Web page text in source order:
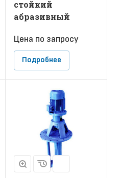
стойкий
абразивный
Цена по запросу
Подробнее